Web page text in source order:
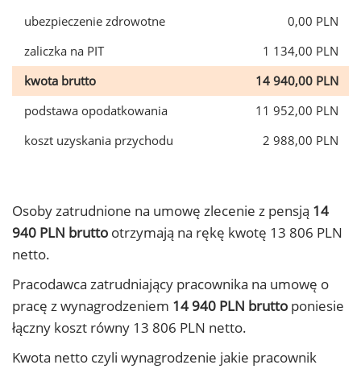
ubezpieczenie zdrowotne
0,00 PLN
zaliczka na PIT
1 134,00 PLN
kwota brutto
14 940,00 PLN
podstawa opodatkowania
11 952,00 PLN
koszt uzyskania przychodu
2 988,00 PLN
Osoby zatrudnione na umowę zlecenie z pensją 14
940 PLN brutto otrzymają na rękę kwotę 13 806 PLN
netto.
Pracodawca zatrudniający pracownika na umowę o
pracę z wynagrodzeniem 14 940 PLN brutto poniesie
łączny koszt równy 13 806 PLN netto.
Kwota netto czyli wynagrodzenie jakie pracownik